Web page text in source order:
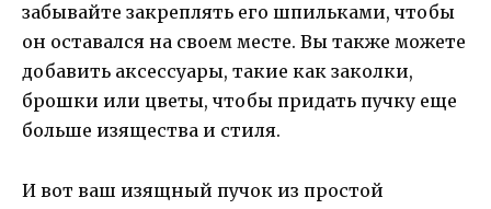
забывайте закреплять его шпильками, чтобы
он оставался на своем месте. Вы также можете
добавить аксессуары, такие как заколки,
брошки или цветы, чтобы придать пучку еще
больше изящества и стиля.
И вот ваш изящный пучок из простой